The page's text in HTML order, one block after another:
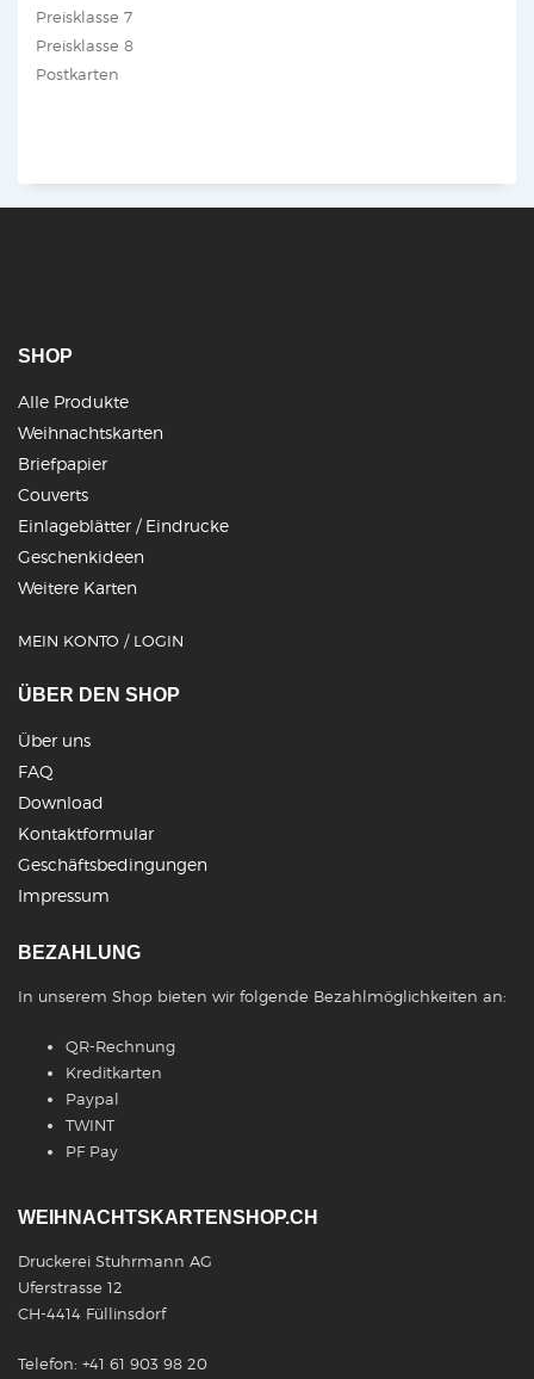
Preisklasse 7
Preisklasse 8
Postkarten
SHOP
Alle Produkte
Weihnachtskarten
Briefpapier
Couverts
Einlageblätter / Eindrucke
Geschenkideen
Weitere Karten
MEIN KONTO / LOGIN
ÜBER DEN SHOP
Über uns
FAQ
Download
Kontaktformular
Geschäftsbedingungen
Impressum
BEZAHLUNG
In unserem Shop bieten wir folgende Bezahlmöglichkeiten an:
QR-Rechnung
Kreditkarten
Paypal
TWINT
PF Pay
WEIHNACHTSKARTENSHOP.CH
Druckerei Stuhrmann AG
Uferstrasse 12
CH-4414 Füllinsdorf
Telefon: +41 61 903 98 20